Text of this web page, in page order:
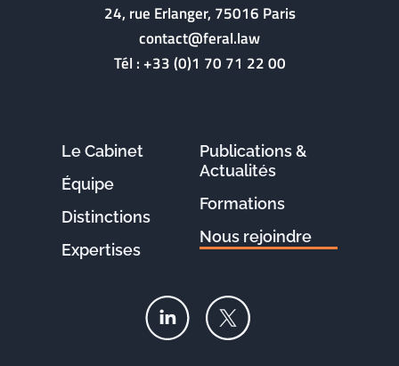
24, rue Erlanger, 75016 Paris
contact@feral.law
Tél :+33 (0)1 70 71 22 00
Le Cabinet
Équipe
Distinctions
Expertises
Publications &
Actualités
Formations
Nous rejoindre